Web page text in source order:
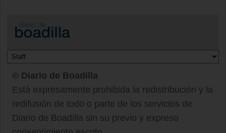
© Diario de Boadilla
Está expresamente prohibida la redistribución y la
redifusión de todo o parte de los servicios de
Diario de Boadilla sin su previo y expreso